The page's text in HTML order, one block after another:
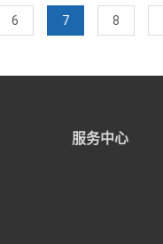
6 7 8
服务中心